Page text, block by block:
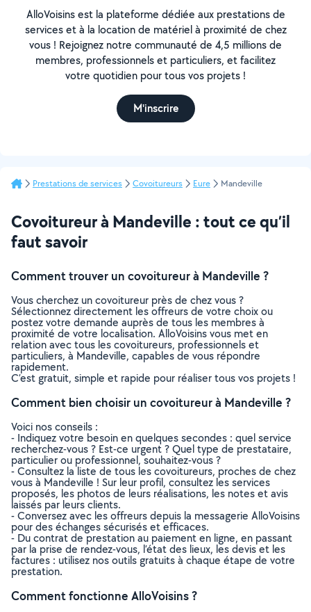
AlloVoisins est la plateforme dédiée aux prestations de
services et à la location de matériel à proximité de chez
vous ! Rejoignez notre communauté de 4,5 millions de
membres, professionnels et particuliers, et facilitez
votre quotidien pour tous vos projets !
M'inscrire
Prestations de services Covoitureurs Eure Mandeville
Covoitureur à Mandeville : tout ce qu’il
faut savoir
Comment trouver un covoitureur à Mandeville ?
Vous cherchez un covoitureur près de chez vous ?
Sélectionnez directement les offreurs de votre choix ou
postez votre demande auprès de tous les membres à
proximité de votre localisation. AlloVoisins vous met en
relation avec tous les covoitureurs, professionnels et
particuliers, à Mandeville, capables de vous répondre
rapidement.
C’est gratuit, simple et rapide pour réaliser tous vos projets !
Comment bien choisir un covoitureur à Mandeville ?
Voici nos conseils :
- Indiquez votre besoin en quelques secondes : quel service
recherchez-vous ? Est-ce urgent ? Quel type de prestataire,
particulier ou professionnel, souhaitez-vous ?
- Consultez la liste de tous les covoitureurs, proches de chez
vous à Mandeville ! Sur leur profil, consultez les services
proposés, les photos de leurs réalisations, les notes et avis
laissés par leurs clients.
- Conversez avec les offreurs depuis la messagerie AlloVoisins
pour des échanges sécurisés et efficaces.
- Du contrat de prestation au paiement en ligne, en passant
par la prise de rendez-vous, l’état des lieux, les devis et les
factures : utilisez nos outils gratuits à chaque étape de votre
prestation.
Comment fonctionne AlloVoisins ?